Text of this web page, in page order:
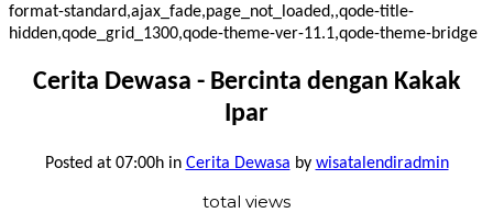
format-standard,ajax_fade,page_not_loaded,,qode-title-
hidden,qode_grid_1300,qode-theme-ver-11.1,qode-theme-bridge
Cerita Dewasa - Bercinta dengan Kakak
Ipar
Posted at 07:00hin Cerita Dewasa by wisatalendiradmin
total views